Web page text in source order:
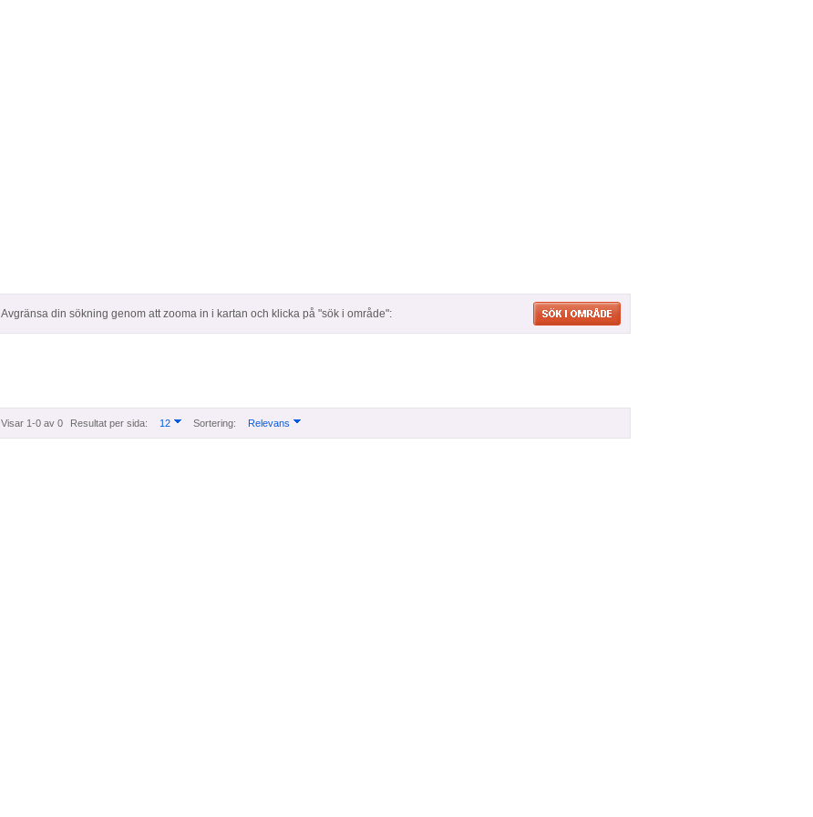
Avgränsa din sökning genom att zooma in i kartan och klicka på "sök i område":
Visar 1-0 av 0 Resultat per sida: 12 Sortering: Relevans